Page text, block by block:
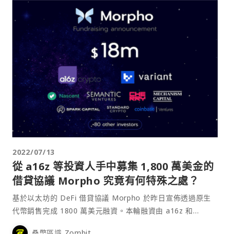
2022/07/13
從 a16z 等投資人手中募集 1,800 萬美金的
借貸協議 Morpho 究竟有何特殊之處？
基於以太坊的 DeFi 借貸協議 Morpho 於昨日宣佈透過原生
代幣銷售完成 1800 萬美元融資。本輪融資由 a16z 和
Variant 領投，以及 Nascent、Coinbase Ventures、